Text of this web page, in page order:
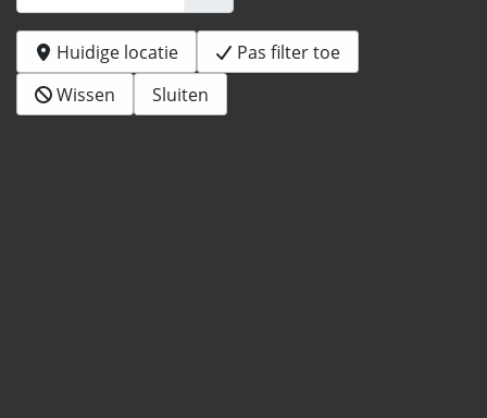
Huidige locatie
Pas filter toe
Wissen
Sluiten